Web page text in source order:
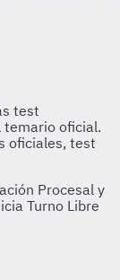
Procesal y
Turno Libre